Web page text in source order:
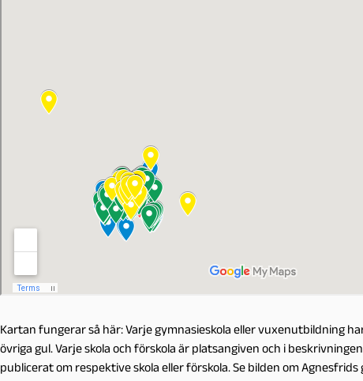
Kartan fungerar så här: Varje gymnasieskola eller vuxenutbildning
övriga gul. Varje skola och förskola är platsangiven och i
publicerat om respektive skola eller förskola. Se bilden om